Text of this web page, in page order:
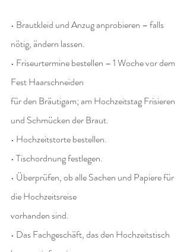
• Brautkleid und Anzug anprobieren – falls
nötig, ändern lassen.
• Friseurtermine bestellen – 1 Woche vor dem
Fest Haarschneiden
für den Bräutigam; am Hochzeitstag Frisieren
und Schmücken der Braut.
• Hochzeitstorte bestellen.
• Tischordnung festlegen.
• Überprüfen, ob alle Sachen und Papiere für
die Hochzeitsreise
vorhanden sind.
• Das Fachgeschäft, das den Hochzeitstisch